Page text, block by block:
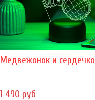
Медвежонок и сердечко
1 490 руб